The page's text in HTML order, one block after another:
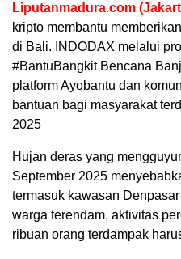
Liputanmadura.com
kripto membantu
di Bali. INDODAX melalui
#BantuBangkit Bencana
platform Ayobantu dan
bantuan bagi masyarakat
2025
Hujan deras yang
September 2025
termasuk kawasan
warga terendam, aktivitas
ribuan orang terdampak